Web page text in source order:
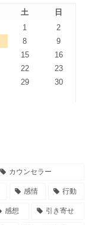
土
日
1
2
8
9
15
16
22
23
29
30
カウンセラー
感情 行動
感想 引き寄せ